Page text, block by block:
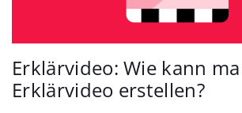
Erklärvideo: Wie kann
Erklärvideo erstellen?